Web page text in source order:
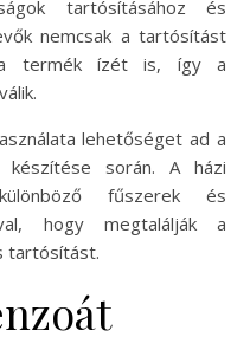
tartósításához és
nemcsak a tartósítást
a termék ízét is, így a
lehetőséget ad a
készítése során. A házi
fűszerek és
hogy megtalálják a
tartósítást.